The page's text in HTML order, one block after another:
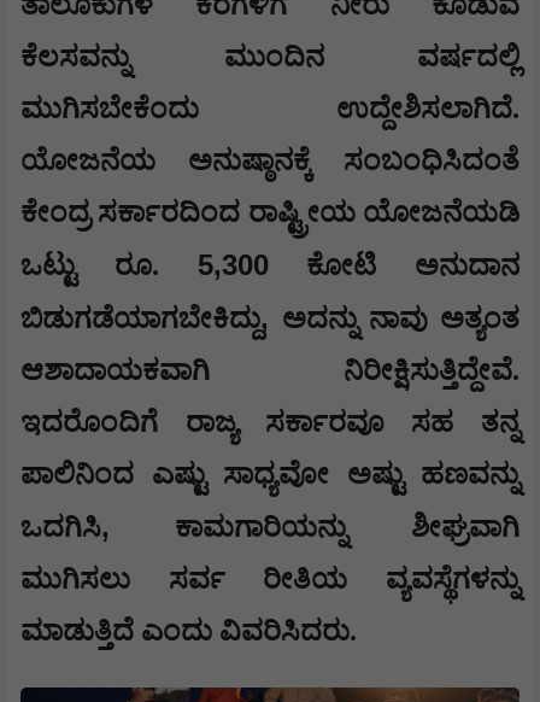
ಕೆಲಸವನ್ನು ಮುಂದಿನ ವರ್ಷದಲ್ಲಿ
ಮುಗಿಸಬೇಕೆಂದು ಉದ್ದೇಶಿಸಲಾಗಿದೆ.
ಯೋಜನೆಯ ಅನುಷ್ಠಾನಕ್ಕೆ ಸಂಬಂಧಿಸಿದಂತೆ
ಕೇಂದ್ರ ಸರ್ಕಾರದಿಂದ ರಾಷ್ಟ್ರೀಯ ಯೋಜನೆಯಡಿ
ಒಟ್ಟು ರೂ. 5,300ಕೋಟಿ ಅನುದಾನ
ಬಿಡುಗಡೆಯಾಗಬೇಕಿದ್ದು, ಅದನ್ನು ನಾವು ಅತ್ಯಂತ
ಆಶಾದಾಯಕವಾಗಿ ನಿರೀಕ್ಷಿಸುತ್ತಿದ್ದೇವೆ.
ಇದರೊಂದಿಗೆ ರಾಜ್ಯ ಸರ್ಕಾರವೂ ಸಹ ತನ್ನ
ಪಾಲಿನಿಂದ ಎಷ್ಟು ಸಾಧ್ಯವೋ ಅಷ್ಟು ಹಣವನ್ನು
ಒದಗಿಸಿ, ಕಾಮಗಾರಿಯನ್ನು ಶೀಘ್ರವಾಗಿ
ಮುಗಿಸಲು ಸರ್ವ ರೀತಿಯ ವ್ಯವಸ್ಥೆಗಳನ್ನು
ಮಾಡುತ್ತಿದೆ ಎಂದು ವಿವರಿಸಿದರು.